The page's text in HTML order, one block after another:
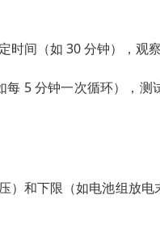
间（如 30 分钟），观
5 分钟一次循环），
和下限（如电池组放